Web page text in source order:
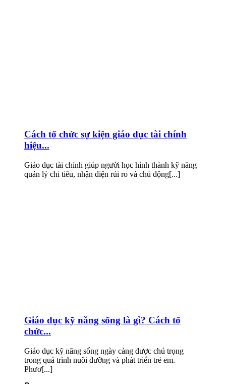
Cách tổ chức sự kiện giáo dục tài chính
hiệu...
Giáo dục tài chính giúp người học hình thành kỹ năng
quản lý chi tiêu, nhận diện rủi ro và chủ động[...]
Giáo dục kỹ năng sống là gì? Cách tổ
chức...
Giáo dục kỹ năng sống ngày càng được chú trọng
trong quá trình nuôi dưỡng và phát triển trẻ em.
Phươ[...]